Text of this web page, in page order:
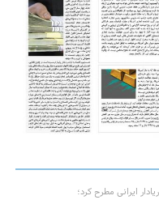
ایرانی مطرح کرد؛